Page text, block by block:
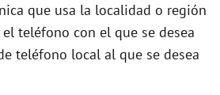
que usa la localidad o región
teléfono con el que se desea
teléfono local al que se desea